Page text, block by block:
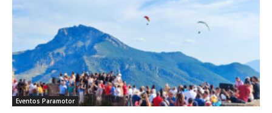
Eventos Paramotor